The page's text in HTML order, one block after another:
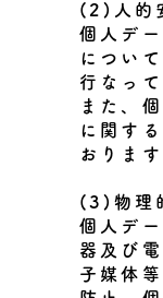
(2)人的
個人デ
につい
行なっ
また、
に関す
おります
(3)物理
個人デ
器及び
子媒体